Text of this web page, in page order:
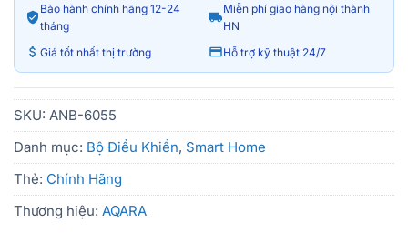
Bảo hành chính hãng 12-24
tháng
Miễn phí giao hàng nội thành
HN
Giá tốt nhất thị trường
Hỗ trợ kỹ thuật 24/7
SKU: ANB-6055
Danh mục: Bộ Điều Khiển, Smart Home
Thẻ: Chính Hãng
Thương hiệu: AQARA